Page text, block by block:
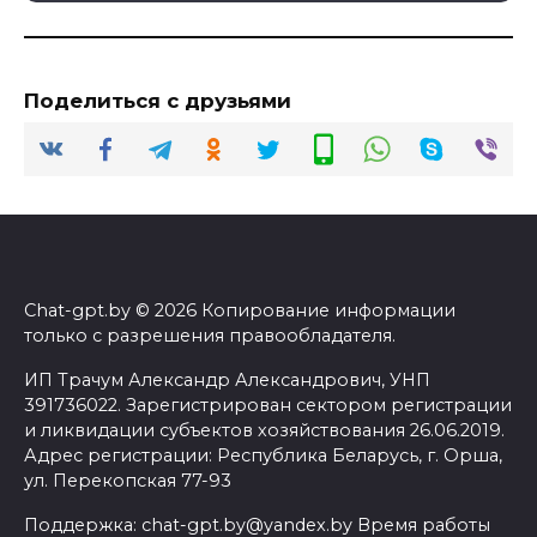
Поделиться с друзьями
Chat-gpt.by © 2026 Копирование информации
только с разрешения правообладателя.
ИП Трачум Александр Александрович, УНП
391736022. Зарегистрирован сектором регистрации
и ликвидации субъектов хозяйствования 26.06.2019.
Адрес регистрации: Республика Беларусь, г. Орша,
ул. Перекопская 77-93
Поддержка: chat-gpt.by@yandex.by Время работы